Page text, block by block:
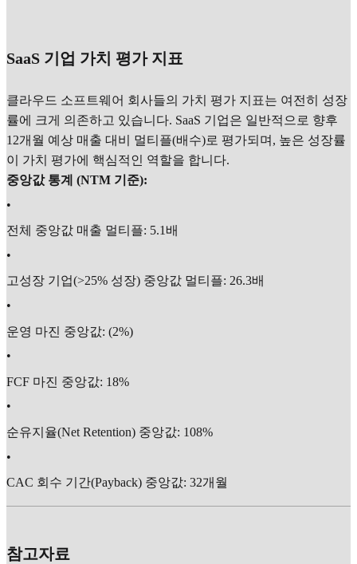
SaaS 기업 가치 평가 지표
클라우드 소프트웨어 회사들의 가치 평가 지표는 여전히 성장
률에 크게 의존하고 있습니다. SaaS 기업은 일반적으로 향후
12개월 예상 매출 대비 멀티플(배수)로 평가되며, 높은 성장률
이 가치 평가에 핵심적인 역할을 합니다.
중앙값 통계 (NTM 기준):
•
전체 중앙값 매출 멀티플: 5.1배
•
고성장 기업(>25% 성장) 중앙값 멀티플: 26.3배
•
운영 마진 중앙값: (2%)
•
FCF 마진 중앙값: 18%
•
순유지율(Net Retention) 중앙값: 108%
•
CAC 회수 기간(Payback) 중앙값: 32개월
참고자료